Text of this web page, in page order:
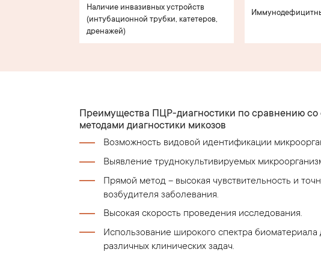
Наличие инвазивных устройств
(интубационной трубки, катетеров,
дренажей)
Преимущества ПЦР-диагностики по сравнению со
методами диагностики микозов
Возможность видовой идентификации
Выявление труднокультивируемых
Прямой метод – высокая чувствительность и
возбудителя заболевания.
Высокая скорость проведения исследования.
Использование широкого спектра
различных клинических задач.